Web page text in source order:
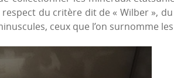
du critère dit de « Wilber »,
ceux que l’on surnomme